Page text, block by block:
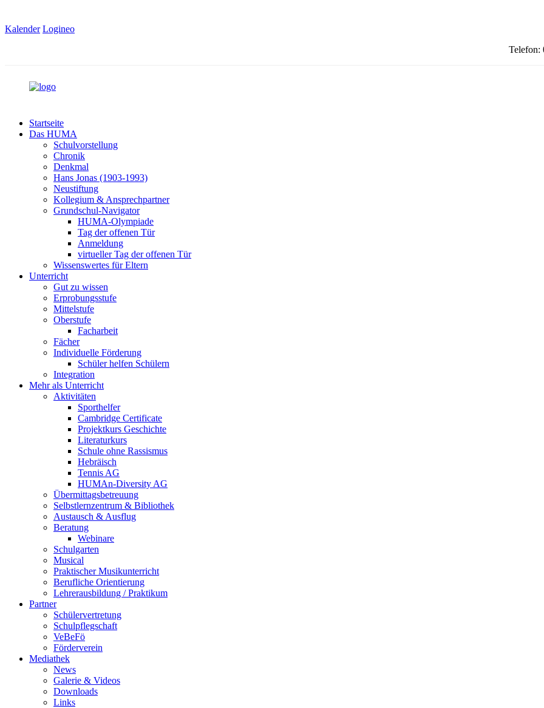
Kalender Logineo
Telefon:
Startseite
Das HUMA
Schulvorstellung
Chronik
Denkmal
Hans Jonas (1903-1993)
Neustiftung
Kollegium & Ansprechpartner
Grundschul-Navigator
HUMA-Olympiade
Tag der offenen Tür
Anmeldung
virtueller Tag der offenen Tür
Wissenswertes für Eltern
Unterricht
Gut zu wissen
Erprobungsstufe
Mittelstufe
Oberstufe
Facharbeit
Fächer
Individuelle Förderung
Schüler helfen Schülern
Integration
Mehr als Unterricht
Aktivitäten
Sporthelfer
Cambridge Certificate
Projektkurs Geschichte
Literaturkurs
Schule ohne Rassismus
Hebräisch
Tennis AG
HUMAn-Diversity AG
Übermittagsbetreuung
Selbstlernzentrum & Bibliothek
Austausch & Ausflug
Beratung
Webinare
Schulgarten
Musical
Praktischer Musikunterricht
Berufliche Orientierung
Lehrerausbildung / Praktikum
Partner
Schülervertretung
Schulpflegschaft
VeBeFö
Förderverein
Mediathek
News
Galerie & Videos
Downloads
Links